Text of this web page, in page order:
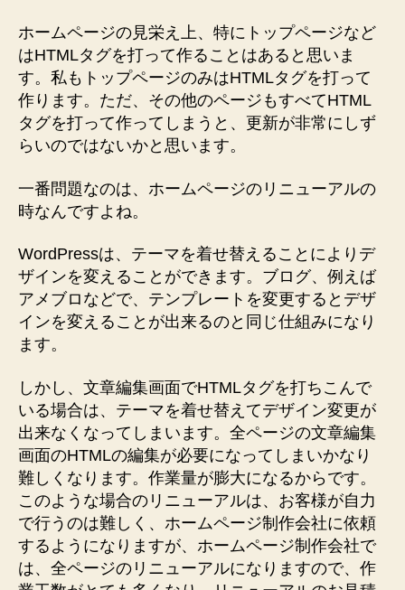
を
打
ち
ま
な
い
う
い
へ
ホームページの見栄え上、特にトップページなど
はHTMLタグを打って作ることはあると思いま
す。私もトップページのみはHTMLタグを打って
作ります。ただ、その他のページもすべてHTML
タグを打って作ってしまうと、更新が非常にしず
らいのではないかと思います。
一番問題なのは、ホームページのリニューアルの
時なんですよね。
WordPressは、テーマを着せ替えることによりデ
ザインを変えることができます。ブログ、例えば
アメブロなどで、テンプレートを変更するとデザ
インを変えることが出来るのと同じ仕組みになり
ます。
しかし、文章編集画面でHTMLタグを打ちこんで
いる場合は、テーマを着せ替えてデザイン変更が
出来なくなってしまいます。全ページの文章編集
画面のHTMLの編集が必要になってしまいかなり
難しくなります。作業量が膨大になるからです。
このような場合のリニューアルは、お客様が自力
で行うのは難しく、ホームページ制作会社に依頼
するようになりますが、ホームページ制作会社で
は、全ページのリニューアルになりますので、作